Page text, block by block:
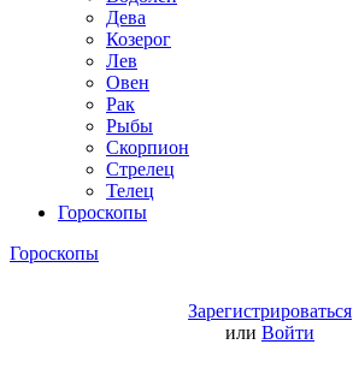
Дева
Козерог
Лев
Овен
Рак
Рыбы
Скорпион
Стрелец
Телец
Гороскопы
Гороскопы
Зарегистрироваться
или Войти